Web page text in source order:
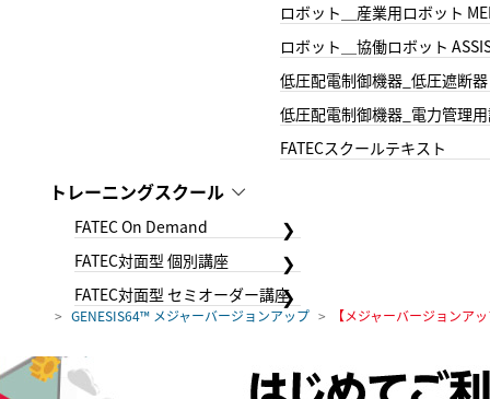
ロボット＿産業用ロボット
ロボット＿協働ロボット
低圧配電制御機器_低圧遮断器
低圧配電制御機器_電力管理
FATECスクールテキスト
トレーニングスクール
FATEC On Demand
FATEC対面型 個別講座
FATEC対面型 セミオーダー講座
GENESIS64™ メジャーバージョンアップ 【メジャーバージョンア